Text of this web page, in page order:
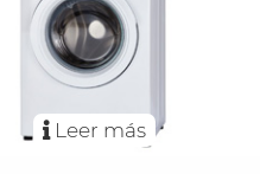
Leer más